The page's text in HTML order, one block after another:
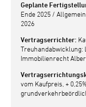
Geplante
Ende 2025 /
2026
Vertragserrichter:
Treuhandabwicklung:
Immobilienrecht
vom Kaufpreis, +